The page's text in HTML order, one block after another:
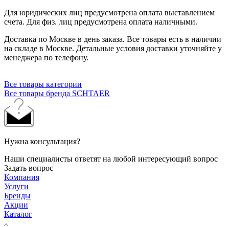
Для юридических лиц предусмотрена оплата выставлением
счета. Для физ. лиц предусмотрена оплата наличными.
Доставка по Москве в день заказа. Все товары есть в наличии
на складе в Москве. Детальные условия доставки уточняйте у
менеджера по телефону.
Все товары категории
Все товары бренда SCHTAER
Нужна консультация?
Наши специалисты ответят на любой интересующий вопрос
Задать вопрос
Компания
Услуги
Бренды
Акции
Каталог